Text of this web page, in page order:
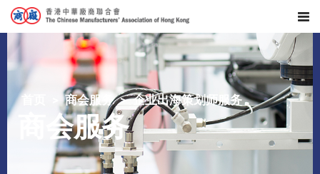
首页 商会服务 企业出海策划师服务
商会服务